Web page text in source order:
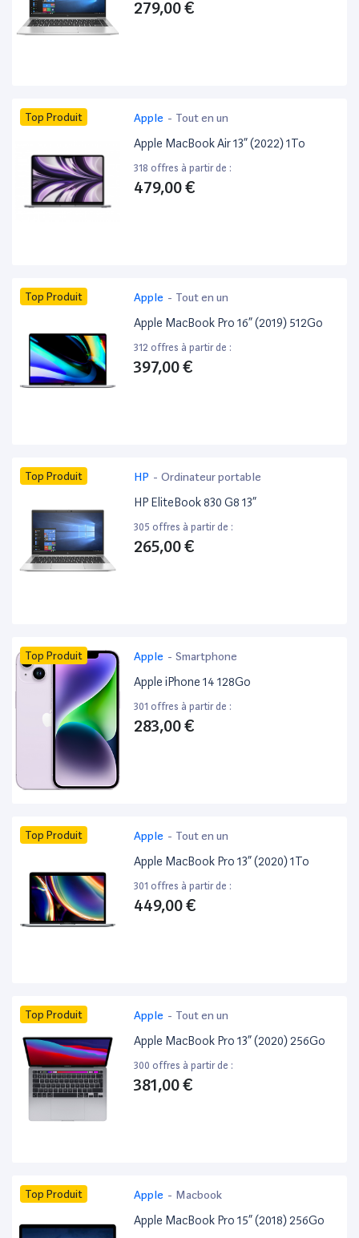
279,00 €
Top Produit Apple - Tout en un
Apple MacBook Air 13” (2022) 1To
318 offres à partir de :
479,00 €
Top Produit Apple - Tout en un
Apple MacBook Pro 16” (2019) 512Go
312 offres à partir de :
397,00 €
Top Produit HP - Ordinateur portable
HP EliteBook 830 G8 13”
305 offres à partir de :
265,00 €
Top Produit Apple - Smartphone
Apple iPhone 14 128Go
301 offres à partir de :
283,00 €
Top Produit Apple - Tout en un
Apple MacBook Pro 13” (2020) 1To
301 offres à partir de :
449,00 €
Top Produit Apple - Tout en un
Apple MacBook Pro 13” (2020) 256Go
300 offres à partir de :
381,00 €
Top Produit Apple - Macbook
Apple MacBook Pro 15” (2018) 256Go